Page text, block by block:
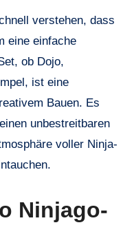
verstehen, dass
eine einfache
ob Dojo,
ist eine
Bauen. Es
unbestreitbaren
voller Ninja-
Ninjago-